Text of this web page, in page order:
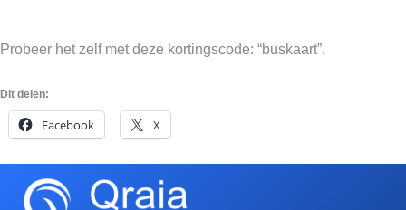
Probeer het zelf met deze kortingscode: “buskaart”.
Dit delen:
Facebook X